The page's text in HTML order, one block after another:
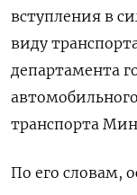
вступления в
виду
департамента
транспорта
По его словам,